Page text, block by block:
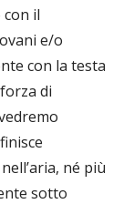
il
e/o
con la testa
di
né più
sotto